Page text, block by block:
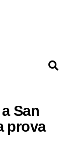
San
prova